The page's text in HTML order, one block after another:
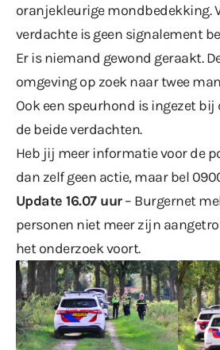
oranjekleurige mondbedekking.
verdachte is geen signalement
Er is niemand gewond geraakt.
omgeving op zoek naar twee
Ook een speurhond is ingezet
de beide verdachten.
Heb jij meer informatie voor de
dan zelf geen actie, maar bel
Update 16.07 uur– Burgernet
personen niet meer zijn
het onderzoek voort.